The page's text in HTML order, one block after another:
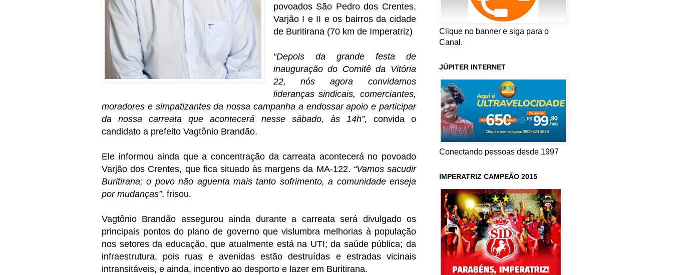
povoados São Pedro dos Crentes,
Varjão I e II e os bairros da cidade
de Buritirana (70 km de Imperatriz)
“Depois da grande festa de
inauguração do Comitê da Vitória
22, nós agora convidamos
lideranças sindicais, comerciantes,
moradores e simpatizantes da nossa campanha a endossar apoio e participar
da nossa carreata que acontecerá nesse sábado, às 14h”, convida o
candidato a prefeito Vagtônio Brandão.
Ele informou ainda que a concentração da carreata acontecerá no povoado
Varjão dos Crentes, que fica situado às margens da MA-122. “Vamos sacudir
Buritirana; o povo não aguenta mais tanto sofrimento, a comunidade enseja
por mudanças”, frisou.
Vagtônio Brandão assegurou ainda durante a carreata será divulgado os
principais pontos do plano de governo que vislumbra melhorias à população
nos setores da educação, que atualmente está na UTI; da saúde pública; da
infraestrutura, pois ruas e avenidas estão destruídas e estradas vicinais
intransitáveis, e ainda, incentivo ao desporto e lazer em Buritirana.
Clique no banner e siga para o
Canal.
JÚPITER INTERNET
Conectando pessoas desde 1997
IMPERATRIZ CAMPEÃO 2015